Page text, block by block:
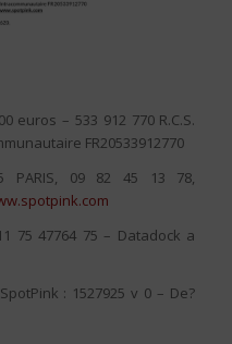
euros – 533 912 770 R.C.S.
FR20533912770
PARIS, 09 82 45 13 78,
75 47764 75 – Datadock a
: 1527925 v 0 – De?